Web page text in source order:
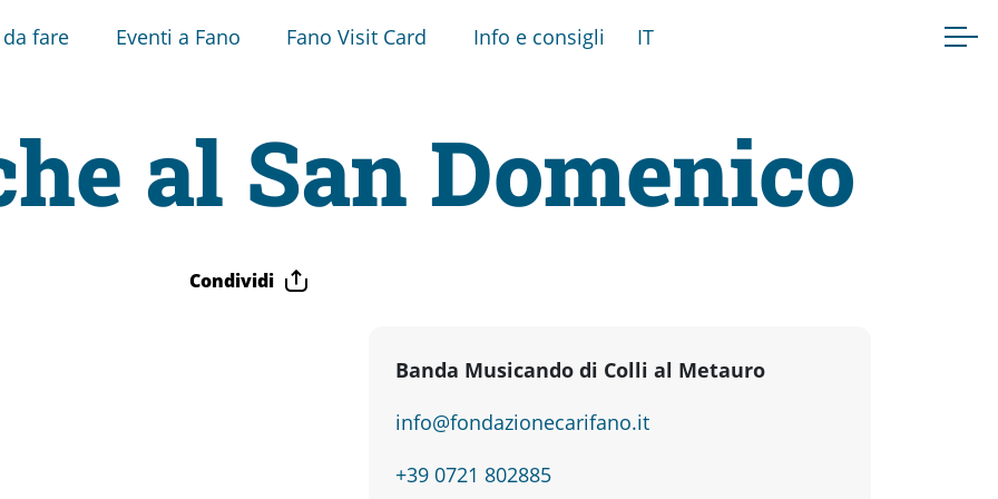
da fare Eventi a Fano Fano Visit Card Info e consigli IT
al San Domenico
Condividi
Banda Musicando di Colli al Metauro
info@fondazionecarifano.it
+39 0721 802885